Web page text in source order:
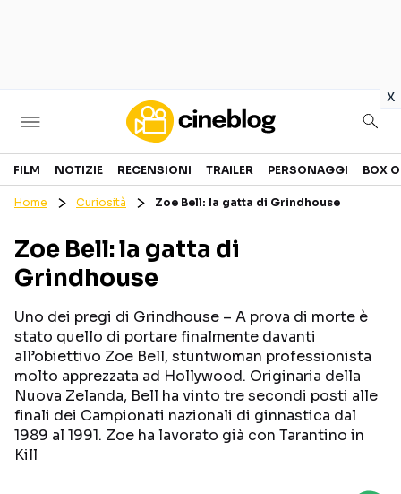
x
Cinema
GENERI
PERSONAGGI
CANALI STREAMING
Categorie
NOTIZIE
CURIOSITÀ
RECENSIONI
TRAILER
BOX OFFICE
FILM NOTIZIE RECENSIONI TRAILER PERSONAGGI BOX
Home Curiosità Zoe Bell: la gatta di Grindhouse
Zoe Bell: la gatta di
Grindhouse
Uno dei pregi di Grindhouse – A prova di morte è
stato quello di portare finalmente davanti
all’obiettivo Zoe Bell, stuntwoman professionista
molto apprezzata ad Hollywood. Originaria della
Nuova Zelanda, Bell ha vinto tre secondi posti alle
finali dei Campionati nazionali di ginnastica dal
1989 al 1991. Zoe ha lavorato già con Tarantino in
Kill